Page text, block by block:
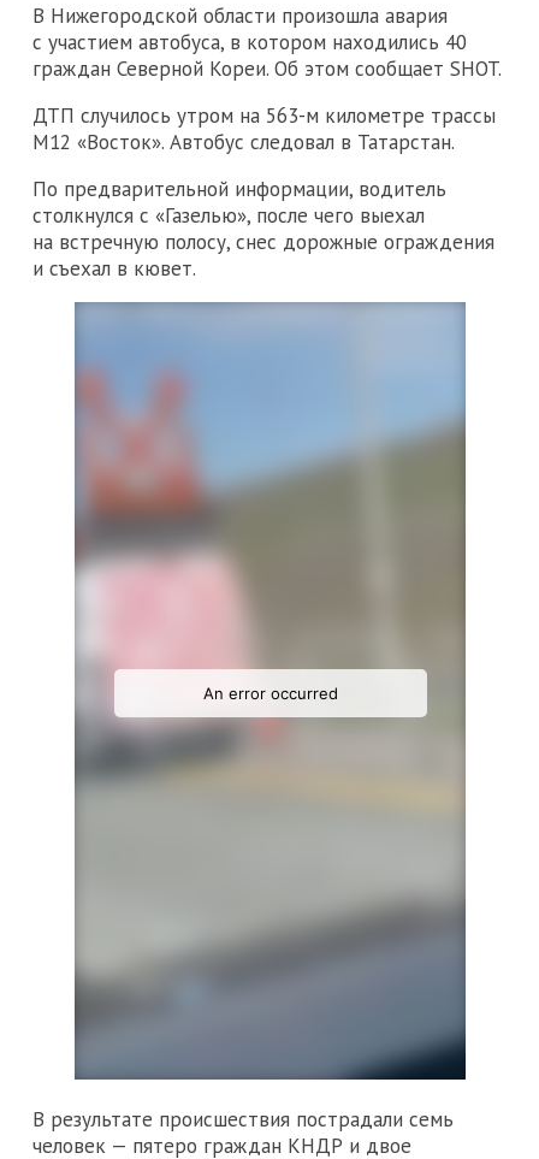
В Нижегородской области произошла авария
с участием автобуса, в котором находились 40
граждан Северной Кореи. Об этом сообщает SHOT.
ДТП случилось утром на 563-м километре трассы
М12 «Восток». Автобус следовал в Татарстан.
По предварительной информации, водитель
столкнулся с «Газелью», после чего выехал
на встречную полосу, снес дорожные ограждения
и съехал в кювет.
В результате происшествия пострадали семь
человек — пятеро граждан КНДР и двое